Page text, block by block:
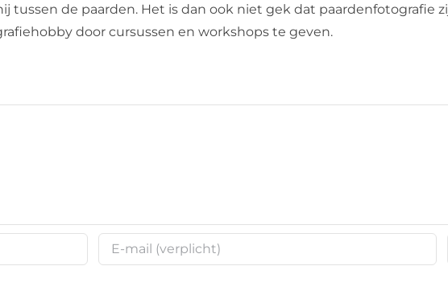
tussen de paarden. Het is dan ook niet gek dat paardenfotografie
door cursussen en workshops te geven.